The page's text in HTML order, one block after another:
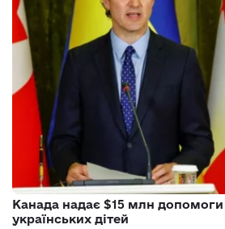
Канада надає $15 млн допомоги
українських дітей